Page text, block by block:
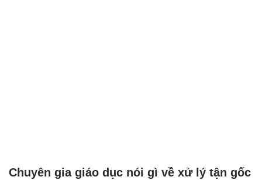
Chuyên gia giáo dục nói gì về xử lý tận gốc